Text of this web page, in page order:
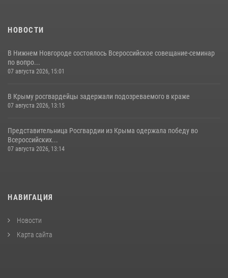
НОВОСТИ
В Нижнем Новгороде состоялось Всероссийское совещание-семинар
по вопро...
07 августа 2026, 15:01
В Крыму росгвардейцы задержали подозреваемого в краже
07 августа 2026, 13:15
Представительница Росгвардии из Крыма одержала победу во
Всероссийских...
07 августа 2026, 13:14
НАВИГАЦИЯ
Новости
Карта сайта